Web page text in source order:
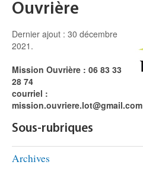
Annuaire/Contact
Ouvrière
Dernier ajout : 30 décembre
2021.
Mission Ouvrière : 06 83 33
28 74
courriel :
mission.ouvriere.lot@gmail.com
Sous-rubriques
Archives